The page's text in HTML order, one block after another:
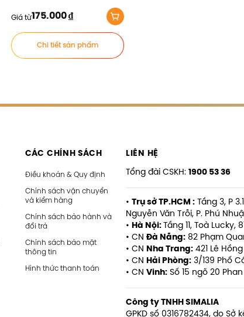
Giá từ175.000₫
Chi tiết sản phẩm
CÁC CHÍNH SÁCH
Điều khoản & Quy định
Chính sách vận chuyển
và kiểm hàng
Chính sách bảo hành và
đổi trả
Chính sách bảo mật
thông tin
Hình thức thanh toán
LIÊN HỆ
Tổng đài CSKH: 1900 53 36
• Trụ sở TP.HCM : Tầng 3, P
Nguyễn Văn Trỗi, P. Phú
• Hà Nội:
Tầng 11, Toà
• CN Đà Nẵng: 82 Phạm
• CN Nha Trang: 421 Lê
• CN Hải Phòng: 3/139 Phố
• CN Vinh: Số 15 ngõ 20
Công ty TNHH SIMALIA
GPKD số 0316782434, do